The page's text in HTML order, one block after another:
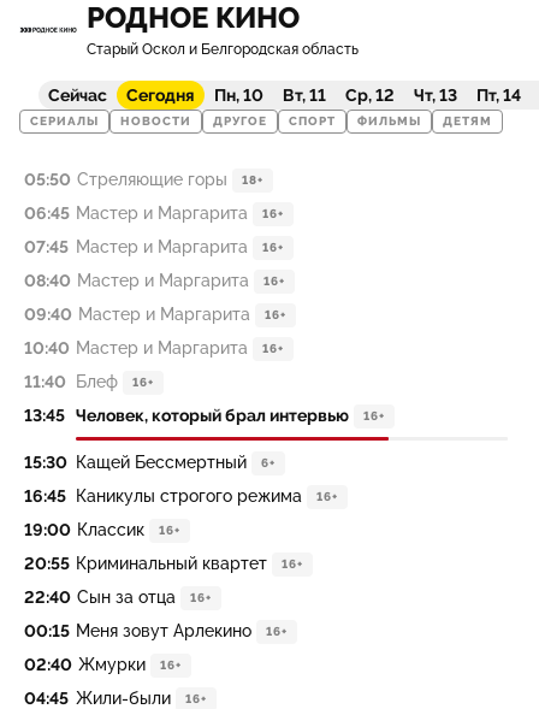
РОДНОЕ КИНО
Старый Оскол и Белгородская область
Сейчас Сегодня Пн, 10 Вт, 11 Ср, 12 Чт, 13 Пт, 14
СЕРИАЛЫ НОВОСТИ ДРУГОЕ СПОРТ ФИЛЬМЫ ДЕТЯМ
05:50 Стреляющие горы 18+
06:45 Мастер и Маргарита 16+
07:45 Мастер и Маргарита 16+
08:40 Мастер и Маргарита 16+
09:40 Мастер и Маргарита 16+
10:40 Мастер и Маргарита 16+
11:40 Блеф 16+
13:45 Человек, который брал интервью 16+
15:30 Кащей Бессмертный 6+
16:45 Каникулы строгого режима 16+
19:00 Классик 16+
20:55 Криминальный квартет 16+
22:40 Сын за отца 16+
00:15 Меня зовут Арлекино 16+
02:40 Жмурки 16+
04:45 Жили-были 16+